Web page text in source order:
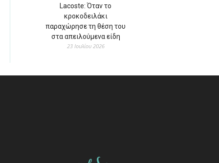
Lacoste: Όταν το
κροκοδειλάκι
παραχώρησε τη θέση του
στα απειλούμενα είδη
23 Ιουλίου 2026